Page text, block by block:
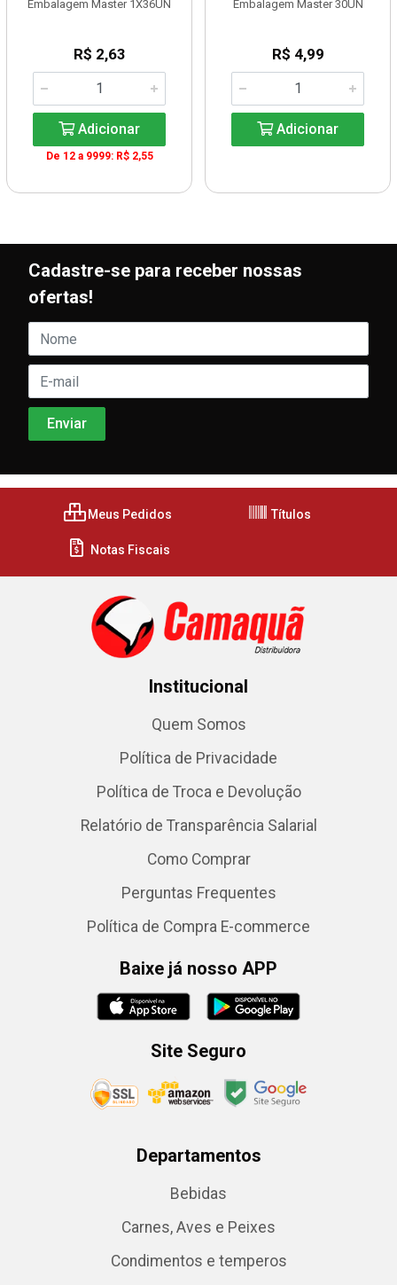
Embalagem Master 1X36UN
R$ 2,63
Adicionar
De 12 a 9999: R$ 2,55
Embalagem Master 30UN
R$ 4,99
Adicionar
Cadastre-se para receber nossas
ofertas!
Meus Pedidos Títulos
Notas Fiscais
Institucional
Quem Somos
Política de Privacidade
Política de Troca e Devolução
Relatório de Transparência Salarial
Como Comprar
Perguntas Frequentes
Política de Compra E-commerce
Baixe já nosso APP
Site Seguro
Departamentos
Bebidas
Carnes, Aves e Peixes
Condimentos e temperos